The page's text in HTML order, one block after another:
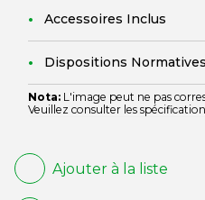
Accessoires Inclus
Dispositions Normatives
Nota: L'image peut ne pas
Veuillez consulter les
Ajouter à la liste